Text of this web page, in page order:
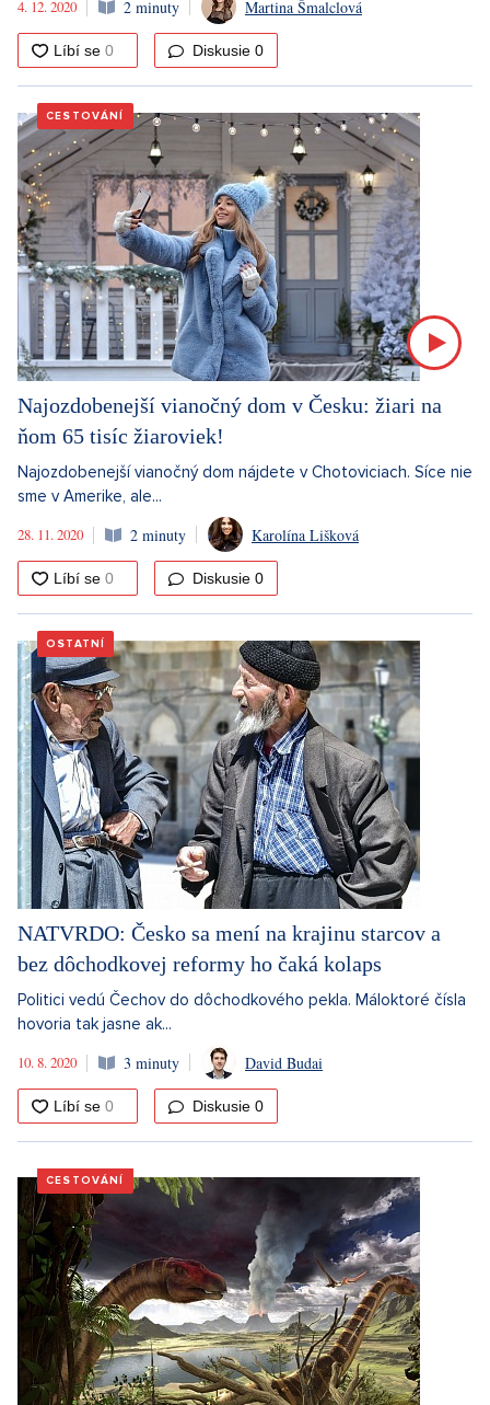
4. 12. 2020 2 minuty Martina Šmalclová
Diskusie 0
CESTOVÁNÍ
Najozdobenejší vianočný dom v Česku: žiari na
ňom 65 tisíc žiaroviek!
Najozdobenejší vianočný dom nájdete v Chotoviciach. Síce nie
sme v Amerike, ale...
28. 11. 2020
2 minuty Karolína Lišková
Diskusie 0
OSTATNÍ
NATVRDO: Česko sa mení na krajinu starcov a
bez dôchodkovej reformy ho čaká kolaps
Politici vedú Čechov do dôchodkového pekla. Máloktoré čísla
hovoria tak jasne ak...
10. 8. 2020
3 minuty David Budai
Diskusie 0
CESTOVÁNÍ